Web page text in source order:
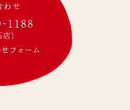
わせ
1188
店)
フォーム